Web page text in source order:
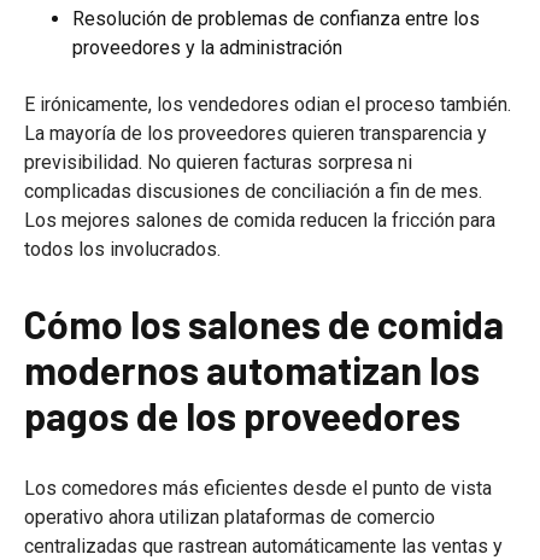
Resolución de problemas de confianza entre los
proveedores y la administración
E irónicamente, los vendedores odian el proceso también.
La mayoría de los proveedores quieren transparencia y
previsibilidad. No quieren facturas sorpresa ni
complicadas discusiones de conciliación a fin de mes.
Los mejores salones de comida reducen la fricción para
todos los involucrados.
Cómo los salones de comida
modernos automatizan los
pagos de los proveedores
Los comedores más eficientes desde el punto de vista
operativo ahora utilizan plataformas de comercio
centralizadas que rastrean automáticamente las ventas y